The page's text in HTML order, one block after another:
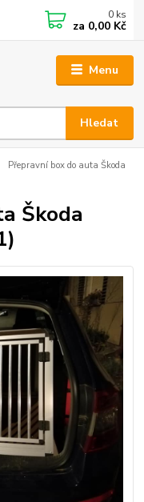
Menu
Hledat
0 ks
za 0,00 Kč
Přepravní box do auta Škoda
Škoda